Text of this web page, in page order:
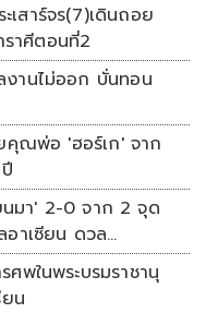
สาร์จร(7)เดินถอย
าศีตอนที่2
านไม่ออก บั่นทอน
คุณพ่อ 'ฮอร์เก' จาก
นมา' 2-0 จาก 2 จุด
อาเซียน ดวล
พในพระบรมราชานุ
ยน